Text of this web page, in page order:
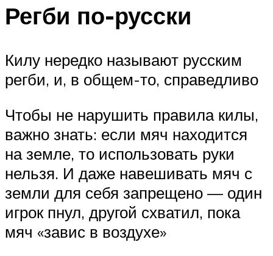
Регби по-русски
Килу нередко называют русским
регби, и, в общем-то, справедливо
Чтобы не нарушить правила килы,
важно знать: если мяч находится
на земле, то использовать руки
нельзя. И даже навешивать мяч с
земли для себя запрещено — один
игрок пнул, другой схватил, пока
мяч «завис в воздухе»